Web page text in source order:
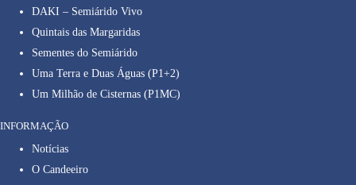
DAKI – Semiárido Vivo
Quintais das Margaridas
Sementes do Semiárido
Uma Terra e Duas Águas (P1+2)
Um Milhão de Cisternas (P1MC)
INFORMAÇÃO
Notícias
O Candeeiro